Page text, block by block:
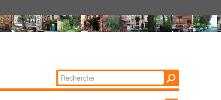
Chercher par
Recherche